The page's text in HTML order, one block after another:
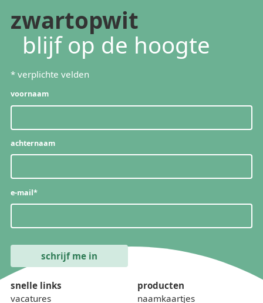
zwartopwit
blijf op de hoogte
* verplichte velden
voornaam
achternaam
e-mail*
snelle links
vacatures
producten
naamkaartjes